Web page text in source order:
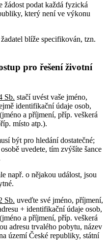
žádost podat každá fyzická
který není ve výkonu
blíže specifikován, tzn.
pro řešení životní
Sb. stačí uvést vaše jméno,
identifikační údaje osob,
a příjmení, příp. veškerá
místo atp.).
být pro hledání dostatečné;
uvedete, tím zvýšíte šance
např. o nějakou událost, jsou
Sb. uveďte své jméno, příjmení,
+ identifikační údaje osob,
a příjmení, příp. veškerá
adresu trvalého pobytu, název
území České republiky, státní